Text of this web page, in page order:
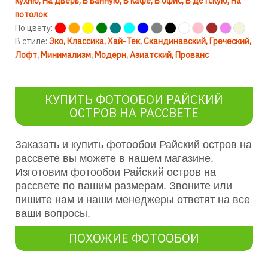
потолок
По цвету:
В стиле: Эко Классика Хай-Тек Скандинавский Греческий
Лофт Минимализм Модерн Азиатский Прованс
КУПИТЬ ФОТООБОИ РАЙСКИЙ
ОСТРОВ НА РАССВЕТЕ
Заказать и купить фотообои Райский остров на
рассвете вы можете в нашем магазине.
Изготовим фотообои Райский остров на
рассвете по вашим размерам. Звоните или
пишите нам и наши менеджеры ответят на все
ваши вопросы.
ПОХОЖИЕ ФОТООБОИ